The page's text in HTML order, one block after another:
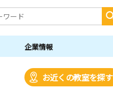
企業情報
お近くの教室を探す